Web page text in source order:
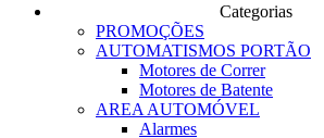
Categorias
PROMOÇÕES
AUTOMATISMOS PORTÃO
Motores de Correr
Motores de Batente
AREA AUTOMÓVEL
Alarmes